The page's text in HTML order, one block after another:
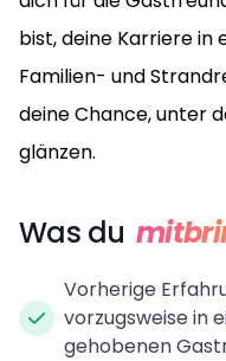
bist, deine Karriere
Familien- und
deine Chance, unter
glänzen.
Was du
Vorherige
vorzugsweise in
gehobenen